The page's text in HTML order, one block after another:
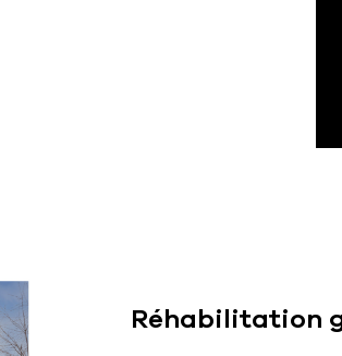
Réhabilitation